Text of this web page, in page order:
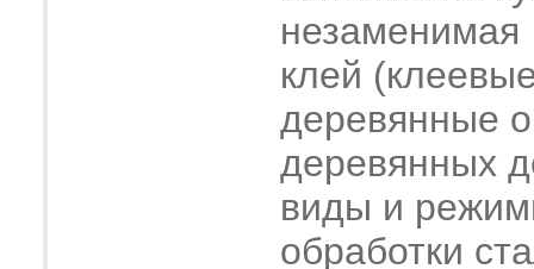
незаменимая
клей
деревянные
деревянных
виды и
обработки